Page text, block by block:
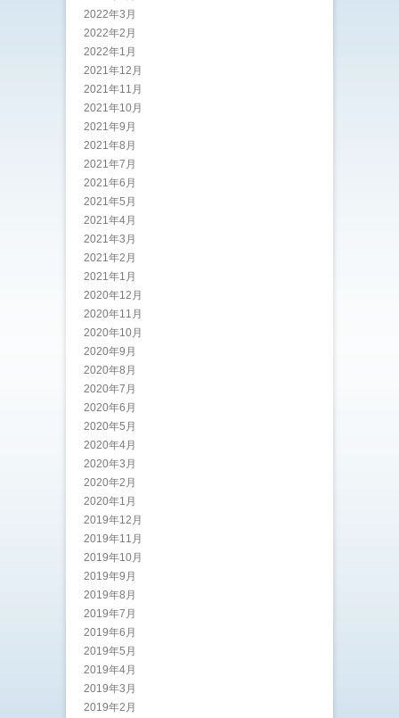
2022年3月
2022年2月
2022年1月
2021年12月
2021年11月
2021年10月
2021年9月
2021年8月
2021年7月
2021年6月
2021年5月
2021年4月
2021年3月
2021年2月
2021年1月
2020年12月
2020年11月
2020年10月
2020年9月
2020年8月
2020年7月
2020年6月
2020年5月
2020年4月
2020年3月
2020年2月
2020年1月
2019年12月
2019年11月
2019年10月
2019年9月
2019年8月
2019年7月
2019年6月
2019年5月
2019年4月
2019年3月
2019年2月